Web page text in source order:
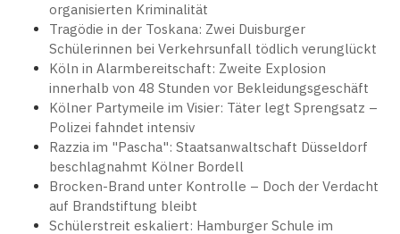
organisierten Kriminalität
Tragödie in der Toskana: Zwei Duisburger
Schülerinnen bei Verkehrsunfall tödlich verunglückt
Köln in Alarmbereitschaft: Zweite Explosion
innerhalb von 48 Stunden vor Bekleidungsgeschäft
Kölner Partymeile im Visier: Täter legt Sprengsatz –
Polizei fahndet intensiv
Razzia im "Pascha": Staatsanwaltschaft Düsseldorf
beschlagnahmt Kölner Bordell
Brocken-Brand unter Kontrolle – Doch der Verdacht
auf Brandstiftung bleibt
Schülerstreit eskaliert: Hamburger Schule im